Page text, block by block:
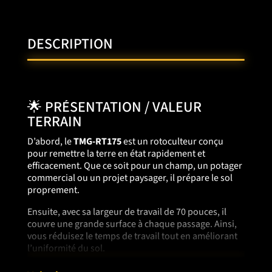
DESCRIPTION
🌟 PRÉSENTATION / VALEUR
TERRAIN
D’abord, leTMG-RT175est un rotoculteur conçu
pour remettre la terre en état rapidement et
efficacement. Que ce soit pour un champ, un potager
commercial ou un projet paysager, il prépare le sol
proprement.
Ensuite, avec sa largeur de travail de 70 pouces, il
couvre une grande surface à chaque passage. Ainsi,
vous réduisez le temps de travail tout en améliorant
l’uniformité du sol.